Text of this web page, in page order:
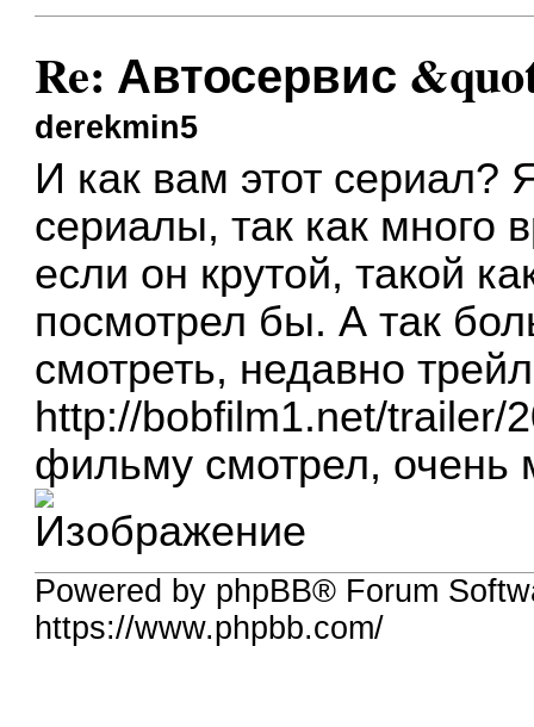
Re: Автосервис
derekmin5
И как вам этот сериал?
сериалы, так как много
если он крутой, такой
посмотрел бы. А так
смотреть, недавно
http://bobfilm1.net/trailer/
фильму смотрел, очень
Powered by phpBB® Forum
https://www.phpbb.com/